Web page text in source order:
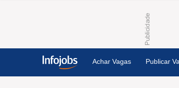
Achar Vagas Publicar